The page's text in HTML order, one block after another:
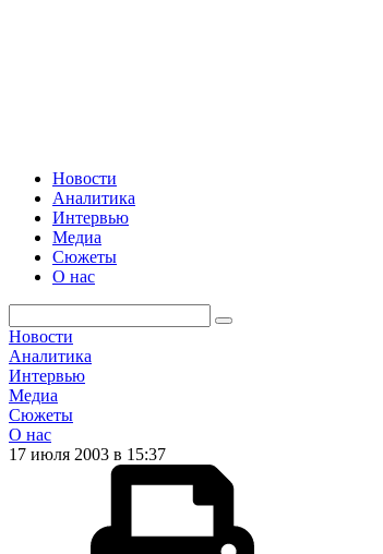
Новости
Аналитика
Интервью
Медиа
Сюжеты
О нас
Новости
Аналитика
Интервью
Медиа
Сюжеты
О нас
17 июля 2003 в 15:37